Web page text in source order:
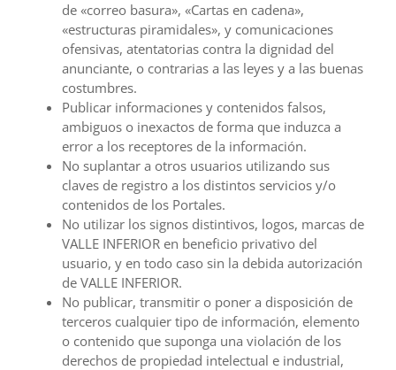
de «correo basura», «Cartas en cadena»,
«estructuras piramidales», y comunicaciones
ofensivas, atentatorias contra la dignidad del
anunciante, o contrarias a las leyes y a las buenas
costumbres.
Publicar informaciones y contenidos falsos,
ambiguos o inexactos de forma que induzca a
error a los receptores de la información.
No suplantar a otros usuarios utilizando sus
claves de registro a los distintos servicios y/o
contenidos de los Portales.
No utilizar los signos distintivos, logos, marcas de
VALLE INFERIOR en beneficio privativo del
usuario, y en todo caso sin la debida autorización
de VALLE INFERIOR.
No publicar, transmitir o poner a disposición de
terceros cualquier tipo de información, elemento
o contenido que suponga una violación de los
derechos de propiedad intelectual e industrial,